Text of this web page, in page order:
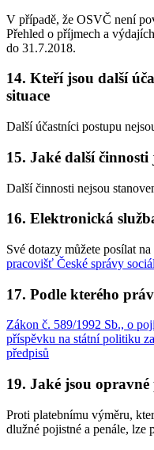
V případě, že OSVČ není
Přehled o příjmech a
do 31.7.2018.
14. Kteří jsou další
situace
Další účastníci postupu
15. Jaké další
Další činnosti nejsou
16. Elektronická
Své dotazy můžete posílat na
pracovišť České správy
17. Podle kterého
Zákon č. 589/1992 Sb., o
příspěvku na státní politiku
předpisů
19. Jaké jsou
Proti platebnímu výměru,
dlužné pojistné a penále, lze